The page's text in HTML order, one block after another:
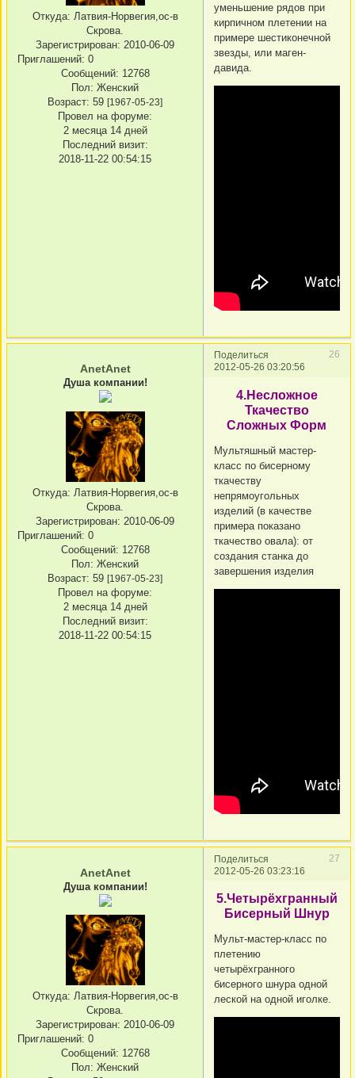
Откуда: Латвия-Норвегия,ос-в
Скрова.
Зарегистрирован: 2010-06-09
Приглашений: 0
Сообщений: 12768
Пол: Женский
Возраст: 59 [1967-05-23]
Провел на форуме:
2 месяца 14 дней
Последний визит:
2018-11-22 00:54:15
уменьшение рядов при
кирпичном плетении на
примере шестиконечной
звезды, или маген-
давида.
Поделиться
26
2012-05-26 03:20:56
AnetAnet
Душа компании!
Откуда: Латвия-Норвегия,ос-в
Скрова.
Зарегистрирован: 2010-06-09
Приглашений: 0
Сообщений: 12768
Пол: Женский
Возраст: 59 [1967-05-23]
Провел на форуме:
2 месяца 14 дней
Последний визит:
2018-11-22 00:54:15
4.Несложное
Ткачество
Сложных Форм
Мультяшный мастер-
класс по бисерному
ткачеству
непрямоугольных
изделий (в качестве
примера показано
ткачество овала): от
создания станка до
завершения изделия
Поделиться
27
2012-05-26 03:23:16
AnetAnet
Душа компании!
Откуда: Латвия-Норвегия,ос-в
Скрова.
Зарегистрирован: 2010-06-09
Приглашений: 0
Сообщений: 12768
Пол: Женский
5.Четырёхгранный
Бисерный Шнур
Мульт-мастер-класс по
плетению
четырёхгранного
бисерного шнура одной
леской на одной иголке.